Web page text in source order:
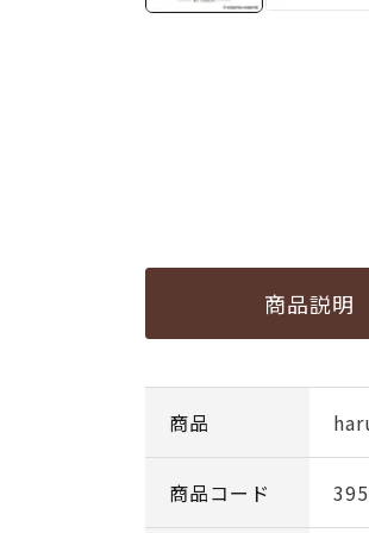
商品説明
商品
商品コード